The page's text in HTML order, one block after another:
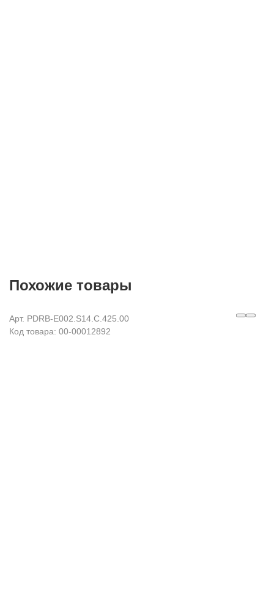
Похожие товары
Арт. PDRB-E002.S14.C.425.00
Код товара: 00-00012892